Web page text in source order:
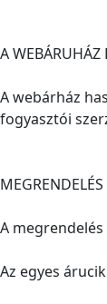
A WEBÁRUHÁZ
A webárház
fogyasztói
MEGRENDELÉS
A
Az egyes